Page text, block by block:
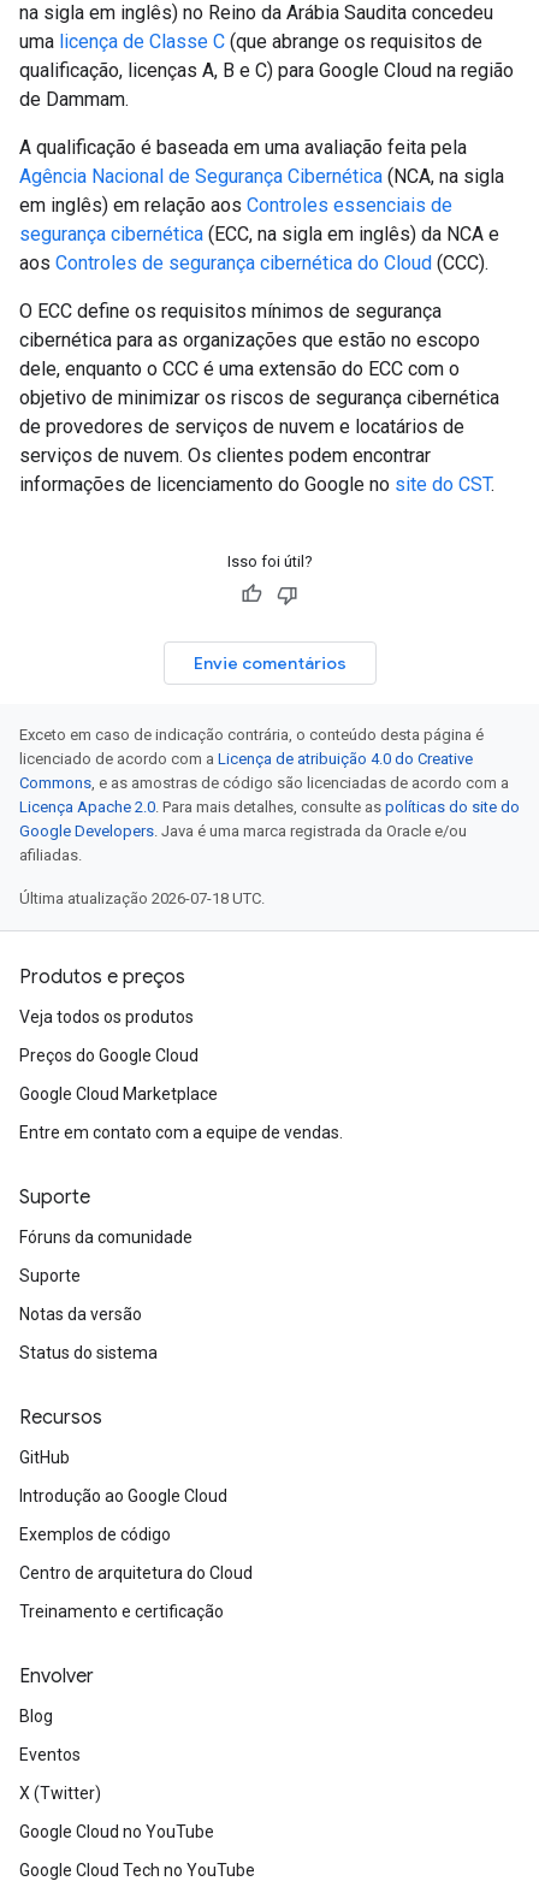
na sigla em inglês) no Reino da Arábia Saudita concedeu
uma licença de Classe C (que abrange os requisitos de
qualificação, licenças A, B e C) para Google Cloud na região
de Dammam.
A qualificação é baseada em uma avaliação feita pela
Agência Nacional de Segurança Cibernética (NCA, na sigla
em inglês) em relação aos Controles essenciais de
segurança cibernética (ECC, na sigla em inglês) da NCA e
aos Controles de segurança cibernética do Cloud (CCC).
O ECC define os requisitos mínimos de segurança
cibernética para as organizações que estão no escopo
dele, enquanto o CCC é uma extensão do ECC com o
objetivo de minimizar os riscos de segurança cibernética
de provedores de serviços de nuvem e locatários de
serviços de nuvem. Os clientes podem encontrar
informações de licenciamento do Google no site do CST.
Isso foi útil?
Envie comentários
Exceto em caso de indicação contrária, o conteúdo desta página é
licenciado de acordo com a Licença de atribuição 4.0 do Creative
Commons, e as amostras de código são licenciadas de acordo com a
Licença Apache 2.0. Para mais detalhes, consulte as políticas do site do
Google Developers. Java é uma marca registrada da Oracle e/ou
afiliadas.
Última atualização 2026-07-18 UTC.
Produtos e preços
Veja todos os produtos
Preços do Google Cloud
Google Cloud Marketplace
Entre em contato com a equipe de vendas.
Suporte
Fóruns da comunidade
Suporte
Notas da versão
Status do sistema
Recursos
GitHub
Introdução ao Google Cloud
Exemplos de código
Centro de arquitetura do Cloud
Treinamento e certificação
Envolver
Blog
Eventos
X (Twitter)
Google Cloud no YouTube
Google Cloud Tech no YouTube